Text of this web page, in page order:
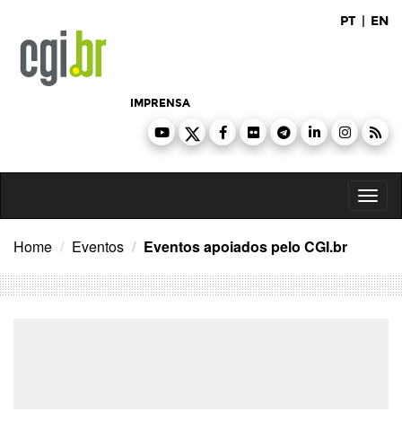
conteúdo
PT | EN
IMPRENSA
Home Eventos Eventos apoiados pelo CGI.br